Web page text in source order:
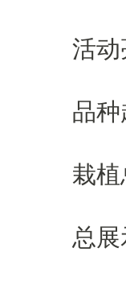
活动
品种
栽植
总展示